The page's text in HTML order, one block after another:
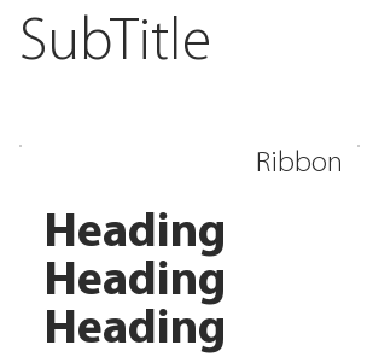
SubTitle
Ribbon
Heading
Heading
Heading